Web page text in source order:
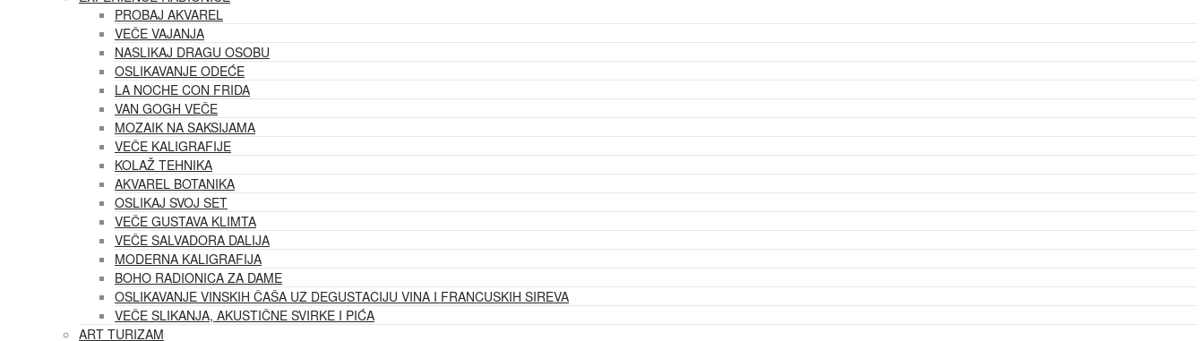
PROBAJ AKVAREL
VEČE VAJANJA
NASLIKAJ DRAGU OSOBU
OSLIKAVANJE ODEĆE
LA NOCHE CON FRIDA
VAN GOGH VEČE
MOZAIK NA SAKSIJAMA
VEČE KALIGRAFIJE
KOLAŽ TEHNIKA
AKVAREL BOTANIKA
OSLIKAJ SVOJ SET
VEČE GUSTAVA KLIMTA
VEČE SALVADORA DALIJA
MODERNA KALIGRAFIJA
BOHO RADIONICA ZA DAME
OSLIKAVANJE VINSKIH ČAŠA UZ DEGUSTACIJU VINA I FRANCUSKIH SIREVA
VEČE SLIKANJA, AKUSTIČNE SVIRKE I PIĆA
ART TURIZAM